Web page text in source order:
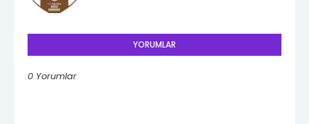
YORUMLAR
0 Yorumlar